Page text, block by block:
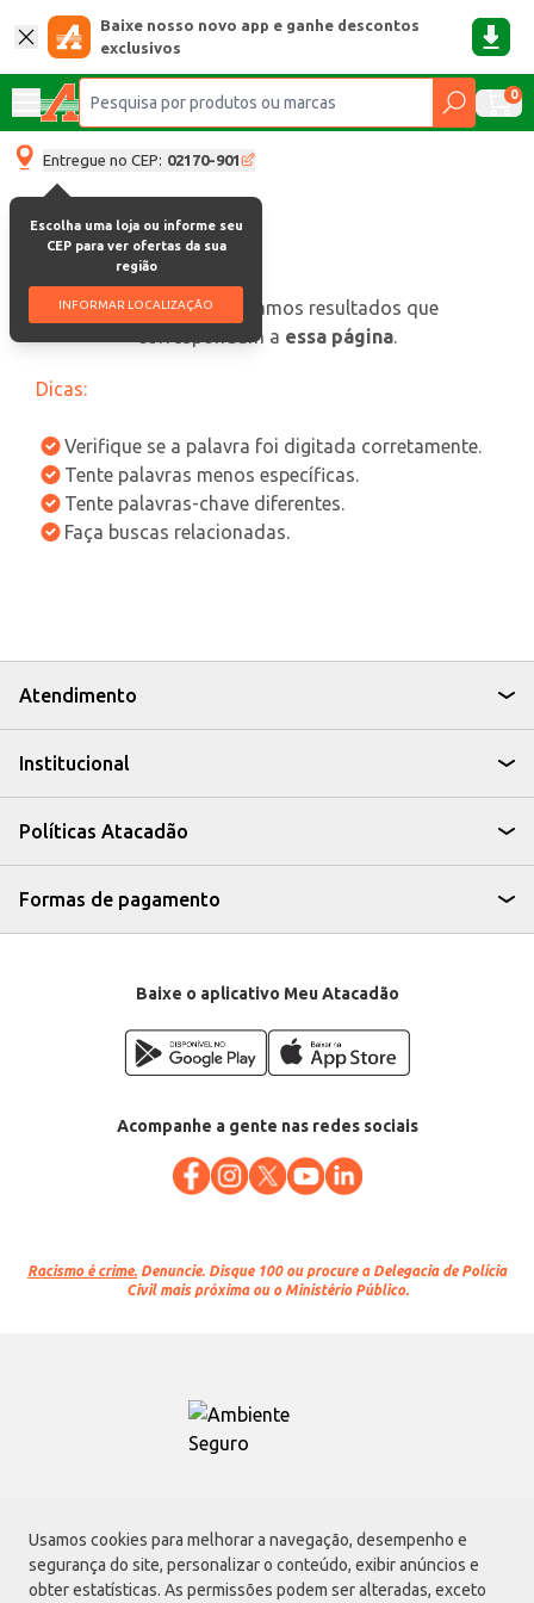
Usamos cookies para melhorar a navegação, desempenho e
segurança do site, personalizar o conteúdo, exibir anúncios e
obter estatísticas. As permissões podem ser alteradas, exceto
Baixe nosso novo app e ganhe descontos
exclusivos
0
Entregue no CEP: 02170-901
Escolha uma loja ou informe seu
CEP para ver ofertas da sua
região
INFORMAR LOCALIZAÇÃO
oops, não encontramos resultados que
correspondam a essa página.
Dicas:
Verifique se a palavra foi digitada corretamente.
Tente palavras menos específicas.
Tente palavras-chave diferentes.
Faça buscas relacionadas.
Atendimento
Institucional
Políticas Atacadão
Formas de pagamento
Baixe o aplicativo Meu Atacadão
Acompanhe a gente nas redes sociais
Racismo é crime. Denuncie. Disque 100 ou procure a Delegacia de Polícia
Civil mais próxima ou o Ministério Público.
Atacadão S.A.
Avenida Morvan Dias de Figueiredo, 6169, Vila Maria, São Paulo - SP | CEP
02170-901 | CNPJ: 75.315.333/0001-09